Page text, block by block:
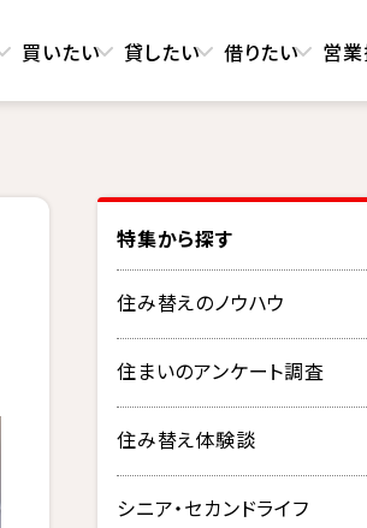
買いたい 貸したい 借りたい 営
特集から探す
住み替えのノウハウ
住まいのアンケート調査
住み替え体験談
シニア・セカンドライフ